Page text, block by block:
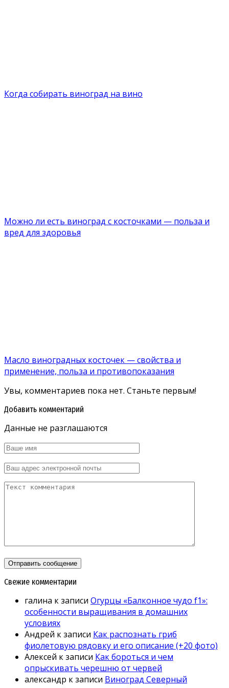
Когда собирать виноград на вино
Можно ли есть виноград с косточками — польза и
вред для здоровья
Масло виноградных косточек — свойства и
применение, польза и противопоказания
Увы, комментариев пока нет. Станьте первым!
Добавить комментарий
Данные не разглашаются
Свежие комментарии
галина к записи Огурцы «Балконное чудо f1»:
особенности выращивания в домашних
условиях
Андрей к записи Как распознать гриб
фиолетовую рядовку и его описание (+20 фото)
Алексей к записи Как бороться и чем
опрыскивать черешню от червей
александр к записи Виноград Северный